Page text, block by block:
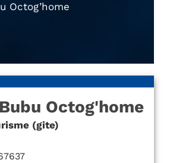
Octog’home
Octog'home
(gite)